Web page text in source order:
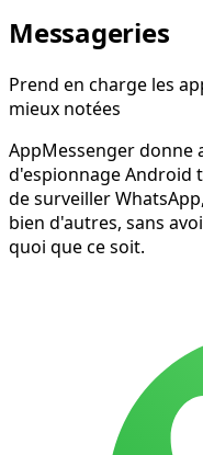
Messageries
Prend en charge les
mieux notées
AppMessenger donne
d'espionnage Android
de surveiller
bien d'autres, sans
quoi que ce soit.